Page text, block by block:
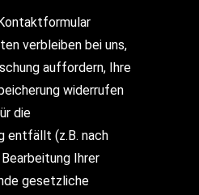
verbleiben bei uns,
auffordern, Ihre
widerrufen
die
entfällt (z.B. nach
Ihrer
gesetzliche